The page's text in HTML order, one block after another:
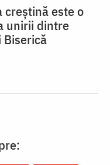
creștină este o
unirii dintre
Biserică